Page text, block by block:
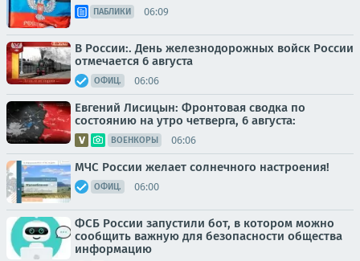
ПАБЛИКИ 06:09
В России:. День железнодорожных войск России
отмечается 6 августа
ОФИЦ. 06:06
Евгений Лисицын: Фронтовая сводка по
состоянию на утро четверга, 6 августа:
ВОЕНКОРЫ 06:06
МЧС России желает солнечного настроения!
ОФИЦ. 06:00
ФСБ России запустили бот, в котором можно
сообщить важную для безопасности общества
информацию